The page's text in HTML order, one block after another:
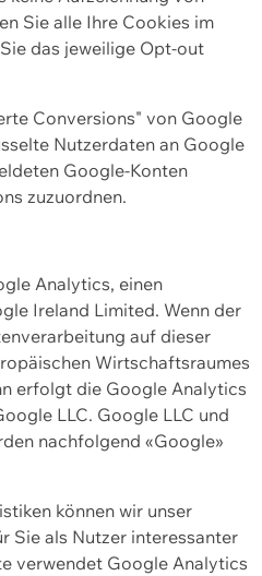
Sie alle Ihre Cookies im
das jeweilige Opt-out
Conversions" von Google
Nutzerdaten an Google
Google-Konten
zuzuordnen.
Analytics, einen
Ireland Limited. Wenn der
auf dieser
Wirtschaftsraumes
erfolgt die Google Analytics
LLC. Google LLC und
nachfolgend «Google»
können wir unser
Sie als Nutzer interessanter
verwendet Google Analytics